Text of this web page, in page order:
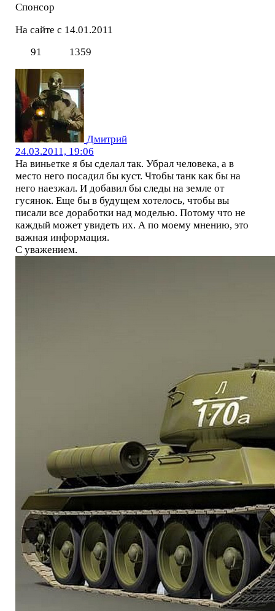
Спонсор
На сайте с 14.01.2011
91
1359
Дмитрий
24.03.2011, 19:06
На виньетке я бы сделал так. Убрал человека, а в
место него посадил бы куст. Чтобы танк как бы на
него наезжал. И добавил бы следы на земле от
гусянок. Еще бы в будущем хотелось, чтобы вы
писали все доработки над моделью. Потому что не
каждый может увидеть их. А по моему мнению, это
важная информация.
С уважением.